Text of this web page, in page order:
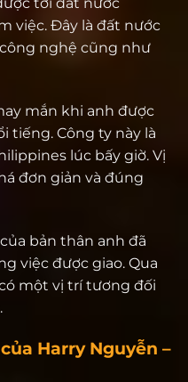
việc. Đây là đất nước
nghệ cũng như
mắn khi anh được
tiếng. Công ty này là
lúc bấy giờ. Vị
đơn giản và đúng
bản thân anh đã
việc được giao. Qua
một vị trí tương đối
Harry Nguyễn –